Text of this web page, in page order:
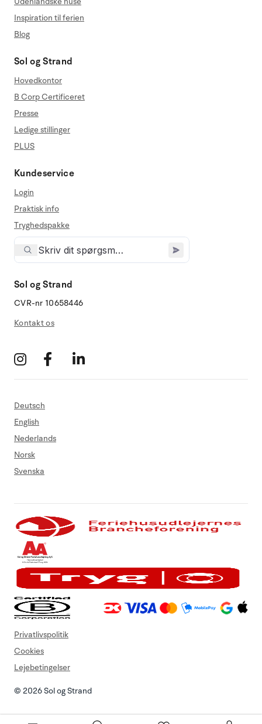
Inspiration til ferien
Blog
Sol og Strand
Hovedkontor
B Corp Certificeret
Presse
Ledige stillinger
PLUS
Kundeservice
Login
Praktisk info
Tryghedspakke
Sol og Strand
CVR-nr 10658446
Kontakt os
Deutsch
English
Nederlands
Norsk
Svenska
© 2026 Sol og Strand
Privatlivspolitik
Cookies
Lejebetingelser